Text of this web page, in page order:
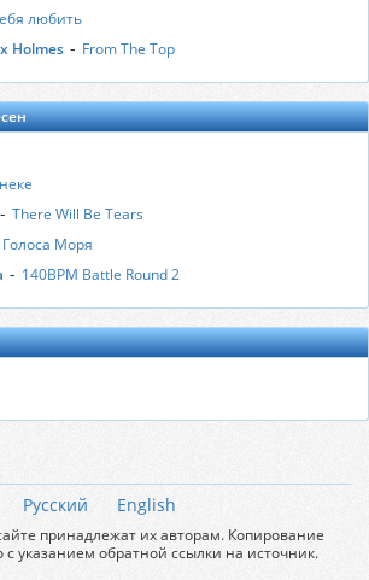
любить
Holmes - From The Top
- There Will Be Tears
Голоса Моря
- 140BPM Battle Round 2
Русский English
принадлежат их авторам. Копирование
с указанием обратной ссылки на источник.